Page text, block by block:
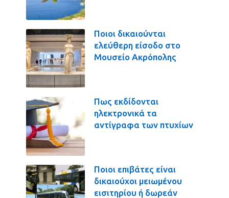
Ποιοι δικαιούνται
ελεύθερη είσοδο στο
Μουσείο Ακρόπολης
Πως εκδίδονται
ηλεκτρονικά τα
αντίγραφα των πτυχίων
Ποιοι επιβάτες είναι
δικαιούχοι μειωμένου
εισιτηρίου ή δωρεάν